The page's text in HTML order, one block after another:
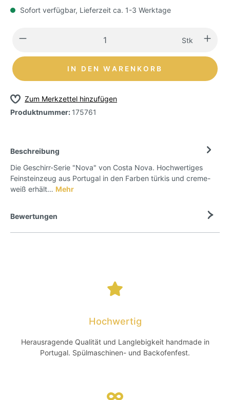
Sofort verfügbar, Lieferzeit ca. 1-3 Werktage
Stk
IN DEN WARENKORB
Zum Merkzettel hinzufügen
Produktnummer: 175761
Beschreibung
Die Geschirr-Serie "Nova" von Costa Nova. Hochwertiges
Feinsteinzeug aus Portugal in den Farben türkis und creme-
weiß erhält… Mehr
Bewertungen
Hochwertig
Herausragende Qualität und Langlebigkeit handmade in
Portugal. Spülmaschinen- und Backofenfest.